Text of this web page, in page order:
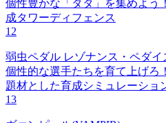
個性豊かな「タタ」を集めよう
成タワーディフェンス
12
弱虫ペダル レゾナンス・ペダイ
個性的な選手たちを育て上げろ
題材とした育成シミュレーショ
13